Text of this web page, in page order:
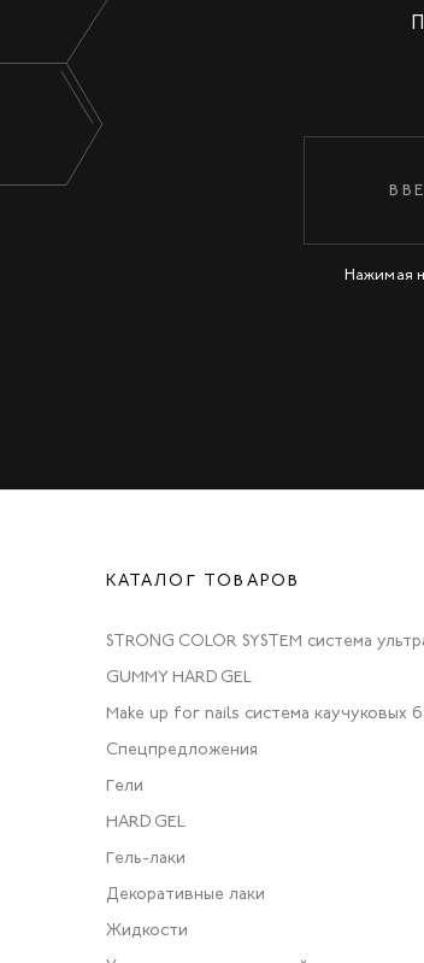
Нажимая
КАТАЛОГ ТОВАРОВ
STRONG COLOR SYSTEM система
GUMMY HARD GEL
Make up for nails система каучуковых
Спецпредложения
Гели
HARD GEL
Гель-лаки
Декоративные лаки
Жидкости